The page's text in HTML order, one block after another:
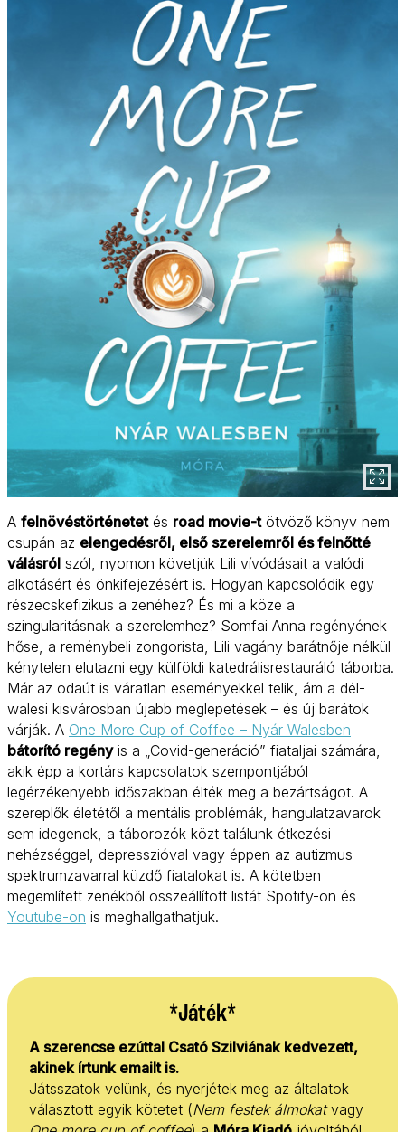
A felnövéstörténetetés road movie-tötvöző könyv nem
csupán az elengedésről, első szerelemről és felnőtté
válásról szól, nyomon követjük Lili vívódásait a valódi
alkotásért és önkifejezésért is. Hogyan kapcsolódik egy
részecskefizikus a zenéhez? És mi a köze a
szingularitásnak a szerelemhez? Somfai Anna regényének
hőse, a reménybeli zongorista, Lili vagány barátnője nélkül
kénytelen elutazni egy külföldi katedrálisrestauráló táborba.
Már az odaút is váratlan eseményekkel telik, ám a dél-
walesi kisvárosban újabb meglepetések – és új barátok
várják. A One More Cup of Coffee – Nyár Walesben
bátorító regényis a „Covid-generáció” fiataljai számára,
akik épp a kortárs kapcsolatok szempontjából
legérzékenyebb időszakban élték meg a bezártságot. A
szereplők életétől a mentális problémák, hangulatzavarok
sem idegenek, a táborozók közt találunk étkezési
nehézséggel, depresszióval vagy éppen az autizmus
spektrumzavarral küzdő fiatalokat is. A kötetben
megemlített zenékből összeállított listát Spotify-on és
Youtube-on is meghallgathatjuk.
*Játék*
A szerencse ezúttal Csató Szilviának kedvezett,
akinek írtunk emailt is.
Játsszatok velünk, és nyerjétek meg az általatok
választott egyik kötetet (Nem festek álmokatvagy